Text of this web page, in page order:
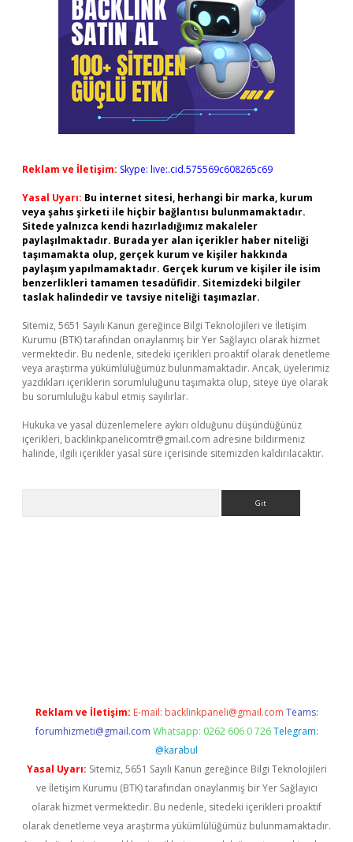
Reklam ve İletişim: Skype: live:.cid.575569c608265c69
Yasal Uyarı: Bu internet sitesi, herhangi bir marka, kurum
veya şahıs şirketi ile hiçbir bağlantısı bulunmamaktadır.
Sitede yalnızca kendi hazırladığımız makaleler
paylaşılmaktadır. Burada yer alan içerikler haber niteliği
taşımamakta olup, gerçek kurum ve kişiler hakkında
paylaşım yapılmamaktadır. Gerçek kurum ve kişiler ile isim
benzerlikleri tamamen tesadüfidir. Sitemizdeki bilgiler
taslak halindedir ve tavsiye niteliği taşımazlar.
Sitemiz, 5651 Sayılı Kanun gereğince Bilgi Teknolojileri ve İletişim
Kurumu (BTK) tarafından onaylanmış bir Yer Sağlayıcı olarak hizmet
vermektedir. Bu nedenle, sitedeki içerikleri proaktif olarak denetleme
veya araştırma yükümlülüğümüz bulunmamaktadır. Ancak, üyelerimiz
yazdıkları içeriklerin sorumluluğunu taşımakta olup, siteye üye olarak
bu sorumluluğu kabul etmiş sayılırlar.
Hukuka ve yasal düzenlemelere aykırı olduğunu düşündüğünüz
içerikleri, backlinkpanelicomtr@gmail.com adresine bildirmeniz
halinde, ilgili içerikler yasal süre içerisinde sitemizden kaldırılacaktır.
Reklam ve İletişim: E-mail: backlinkpaneli@gmail.com Teams:
forumhizmeti@gmail.com Whatsapp: 0262 606 0 726 Telegram:
@karabul
Yasal Uyarı: Sitemiz, 5651 Sayılı Kanun gereğince Bilgi Teknolojileri
ve İletişim Kurumu (BTK) tarafından onaylanmış bir Yer Sağlayıcı
olarak hizmet vermektedir. Bu nedenle, sitedeki içerikleri proaktif
olarak denetleme veya araştırma yükümlülüğümüz bulunmamaktadır.